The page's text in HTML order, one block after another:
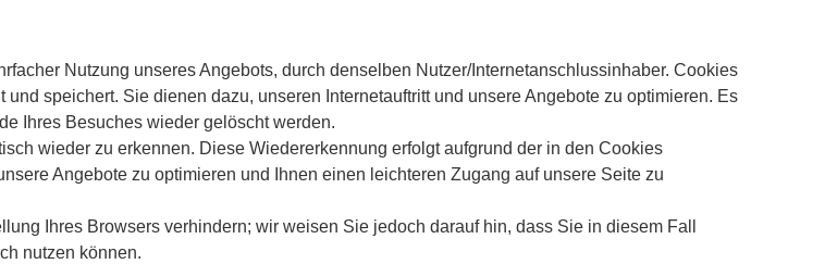
Nutzung unseres Angebots, durch denselben Nutzer/Internetanschlussinhaber. Cookies
speichert. Sie dienen dazu, unseren Internetauftritt und unsere Angebote zu optimieren. Es
Ihres Besuches wieder gelöscht werden.
wieder zu erkennen. Diese Wiedererkennung erfolgt aufgrund der in den Cookies
Angebote zu optimieren und Ihnen einen leichteren Zugang auf unsere Seite zu
Ihres Browsers verhindern; wir weisen Sie jedoch darauf hin, dass Sie in diesem Fall
nutzen können.